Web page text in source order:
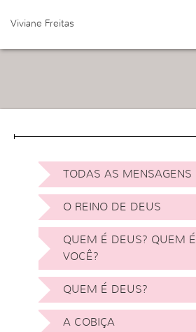
Viviane Freitas
TODAS AS MENSAGENS
O REINO DE DEUS
QUEM É DEUS? QUEM É
VOCÊ?
QUEM É DEUS?
A COBIÇA